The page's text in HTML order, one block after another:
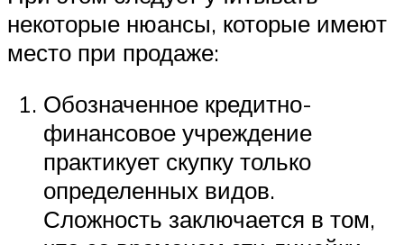
некоторые нюансы, которые имеют
место при продаже:
Обозначенное кредитно-
финансовое учреждение
практикует скупку только
определенных видов.
Сложность заключается в том,